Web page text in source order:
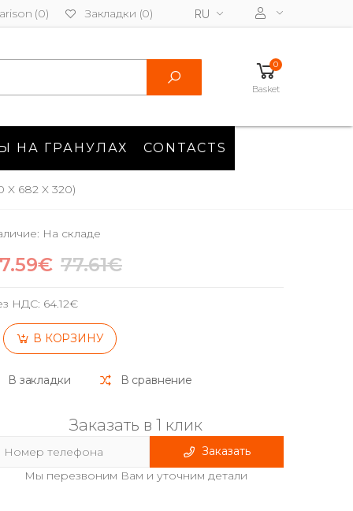
(0) Закладки (0) RU
0
Basket
НА ГРАНУЛАХ CONTACTS
682 X 320)
На складе
77.61€
НДС: 64.12€
В КОРЗИНУ
В закладки В сравнение
Заказать в 1 клик
Заказать
Мы перезвоним Вам и уточним детали